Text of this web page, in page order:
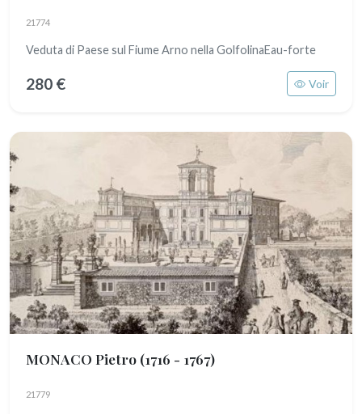
21774
Veduta di Paese sul Fiume Arno nella GolfolinaEau-forte
280 € Voir
MONACO Pietro (1716 - 1767)
21779